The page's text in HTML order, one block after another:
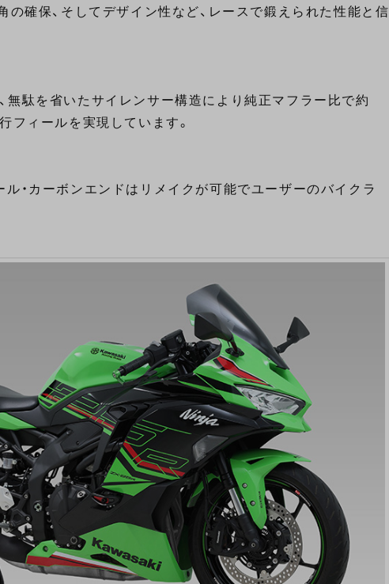
の確保、そしてデザイン性など、レースで鍛えられた性能と信
無駄を省いたサイレンサー構造により純正マフラー比で約
フィールを実現しています。
・カーボンエンドは リメイク が可能でユーザーのバイクラ